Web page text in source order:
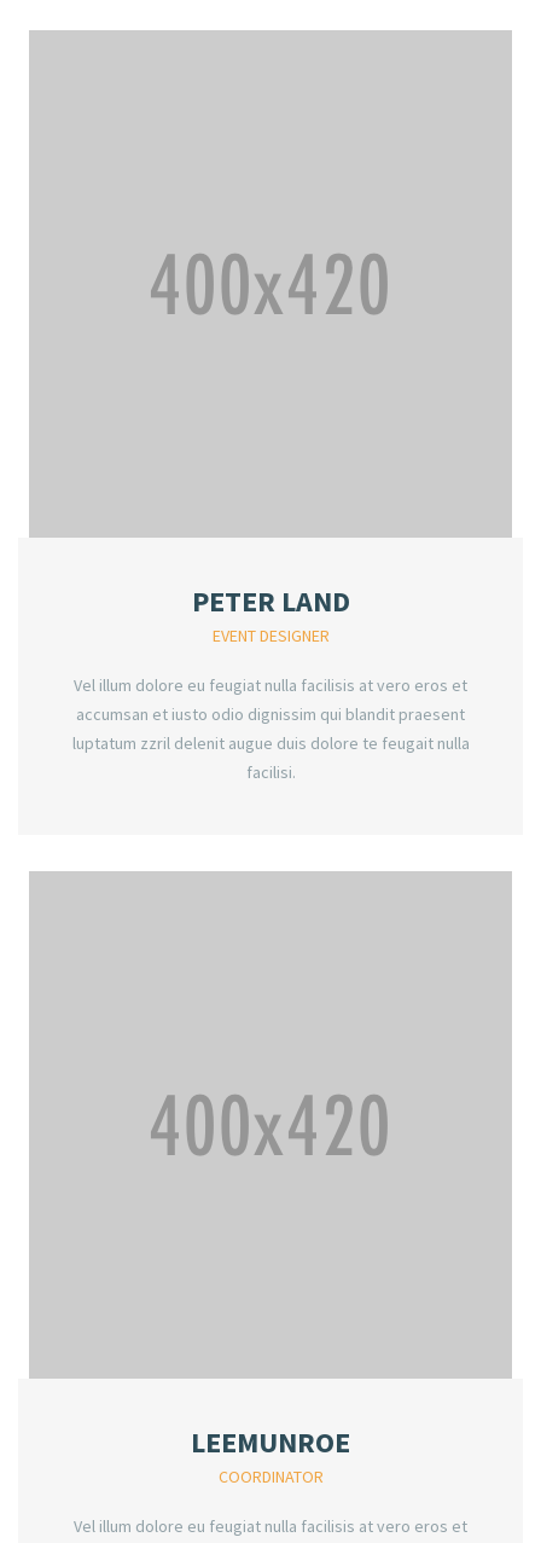
PETER LAND
EVENT DESIGNER
Vel illum dolore eu feugiat nulla facilisis at vero eros et
accumsan et iusto odio dignissim qui blandit praesent
luptatum zzril delenit augue duis dolore te feugait nulla
facilisi.
LEEMUNROE
COORDINATOR
Vel illum dolore eu feugiat nulla facilisis at vero eros et